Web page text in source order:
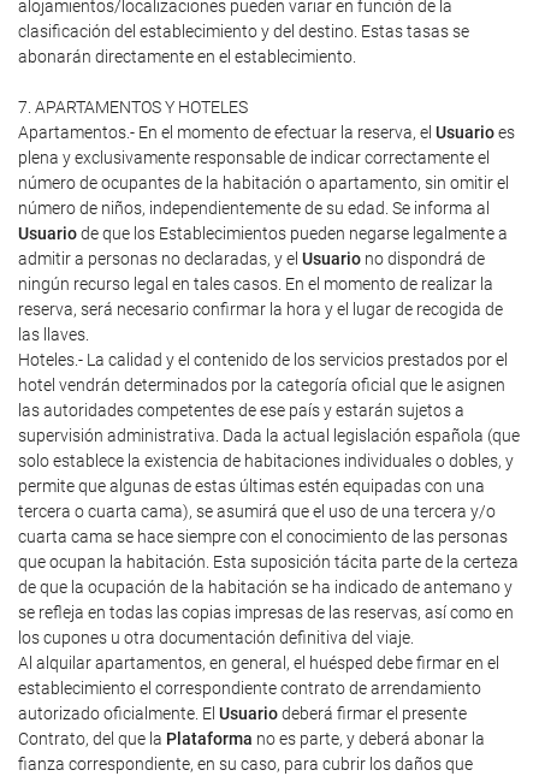
alojamientos/localizaciones pueden variar en función de la
clasificación del establecimiento y del destino. Estas tasas se
abonarán directamente en el establecimiento.
7. APARTAMENTOS Y HOTELES
Apartamentos.- En el momento de efectuar la reserva, el Usuarioes
plena y exclusivamente responsable de indicar correctamente el
número de ocupantes de la habitación o apartamento, sin omitir el
número de niños, independientemente de su edad. Se informa al
Usuariode que los Establecimientos pueden negarse legalmente a
admitir a personas no declaradas, y el Usuario no dispondrá de
ningún recurso legal en tales casos. En el momento de realizar la
reserva, será necesario confirmar la hora y el lugar de recogida de
las llaves.
Hoteles.- La calidad y el contenido de los servicios prestados por el
hotel vendrán determinados por la categoría oficial que le asignen
las autoridades competentes de ese país y estarán sujetos a
supervisión administrativa. Dada la actual legislación española (que
solo establece la existencia de habitaciones individuales o dobles, y
permite que algunas de estas últimas estén equipadas con una
tercera o cuarta cama), se asumirá que el uso de una tercera y/o
cuarta cama se hace siempre con el conocimiento de las personas
que ocupan la habitación. Esta suposición tácita parte de la certeza
de que la ocupación de la habitación se ha indicado de antemano y
se refleja en todas las copias impresas de las reservas, así como en
los cupones u otra documentación definitiva del viaje.
Al alquilar apartamentos, en general, el huésped debe firmar en el
establecimiento el correspondiente contrato de arrendamiento
autorizado oficialmente. El Usuariodeberá firmar el presente
Contrato, del que la Plataforma no es parte, y deberá abonar la
fianza correspondiente, en su caso, para cubrir los daños que